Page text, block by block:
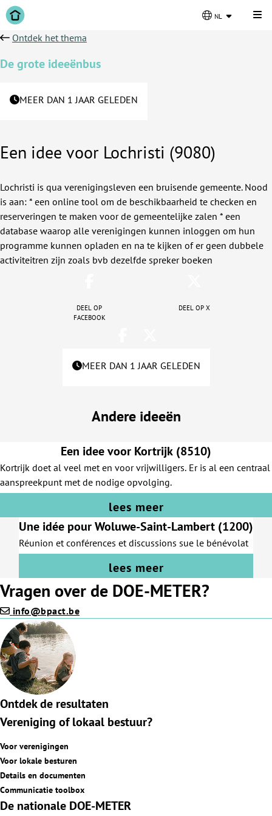
nl
Ontdek het thema
De grote ideeënbus
MEER DAN 1 JAAR GELEDEN
Een idee voor Lochristi (9080)
Lochristi is qua verenigingsleven een bruisende gemeente. Nood
is aan: * een online tool om de beschikbaarheid te checken en
reserveringen te maken voor de gemeentelijke zalen * een
database waarop alle verenigingen kunnen inloggen om hun
programme kunnen opladen en na te kijken of er geen dubbele
activiteitren zijn zoals bvb dezelfde spreker boeken
Deel op
facebook
Deel op X
MEER DAN 1 JAAR GELEDEN
Andere ideeën
Een idee voor Kortrijk (8510)
Kortrijk doet al veel met en voor vrijwilligers. Er is al een centraal
aanspreekpunt met de nodige opvolging.
lees meer
Une idée pour Woluwe-Saint-Lambert (1200)
Réunion et conférences et discussions sue le bénévolat
lees meer
Vragen over de DOE-METER?
info@bpact.be
Ontdek de resultaten
Vereniging of lokaal bestuur?
Voor verenigingen
Voor lokale besturen
Details en documenten
Communicatie toolbox
De nationale DOE-METER